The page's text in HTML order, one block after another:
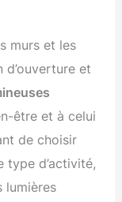
murs et les
d’ouverture et
être et à celui
de choisir
type d’activité,
lumières